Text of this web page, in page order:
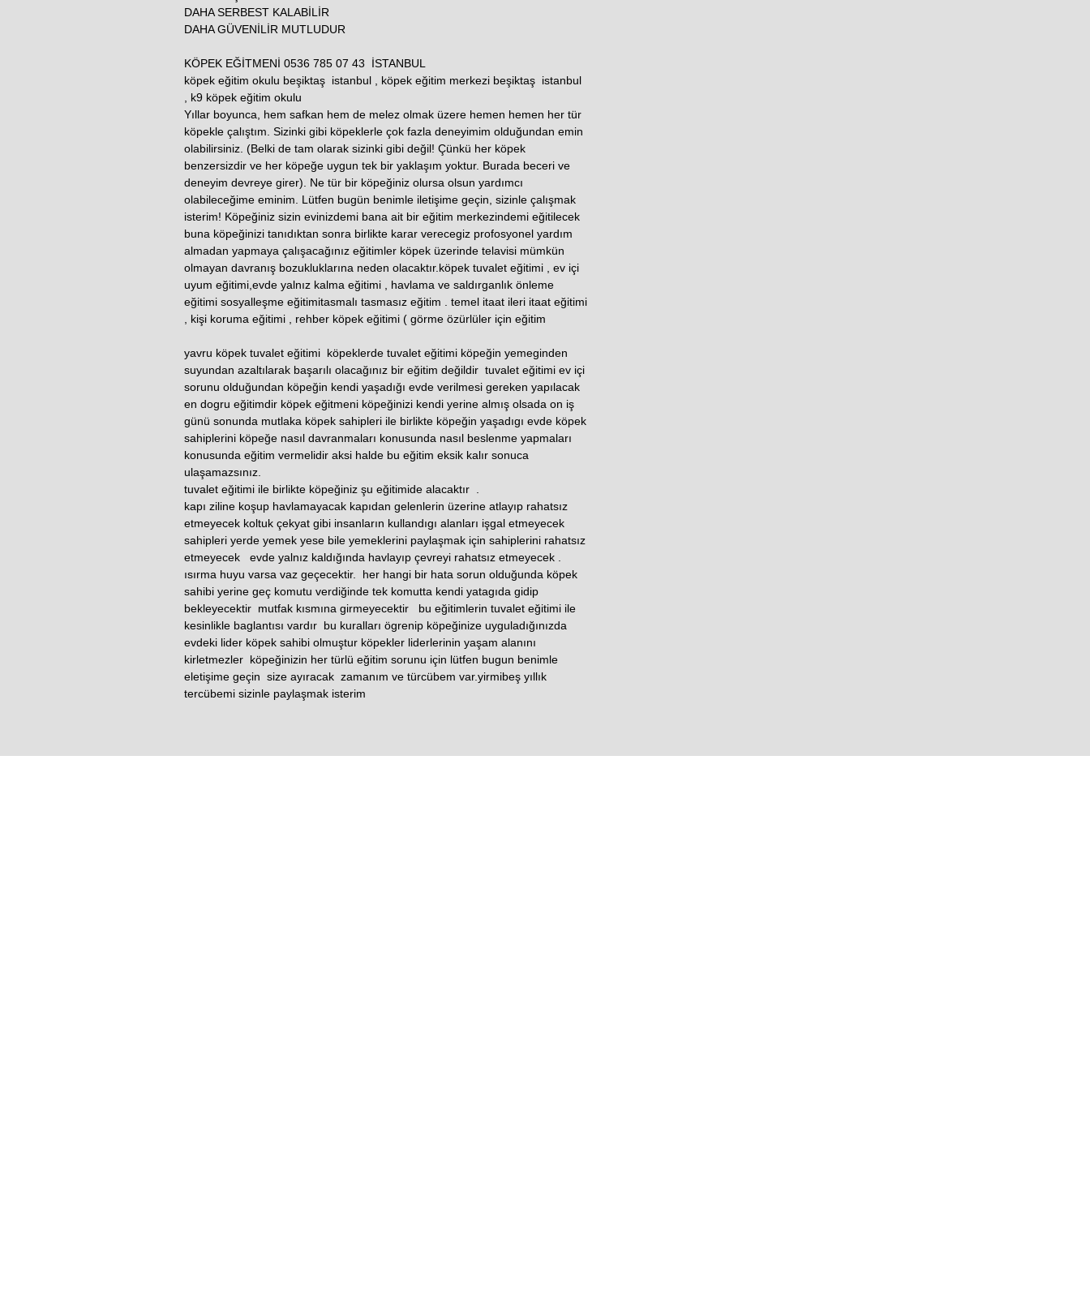
DAHA SERBEST KALABİLİR
DAHA GÜVENİLİR MUTLUDUR
KÖPEK EĞİTMENİ 0536 785 07 43 İSTANBUL
köpek eğitim okulu beşiktaş istanbul , köpek eğitim merkezi beşiktaş istanbul
, k9 köpek eğitim okulu
Yıllar boyunca, hem safkan hem de melez olmak üzere hemen hemen her tür
köpekle çalıştım. Sizinki gibi köpeklerle çok fazla deneyimim olduğundan emin
olabilirsiniz. (Belki de tam olarak sizinki gibi değil! Çünkü her köpek
benzersizdir ve her köpeğe uygun tek bir yaklaşım yoktur. Burada beceri ve
deneyim devreye girer). Ne tür bir köpeğiniz olursa olsun yardımcı
olabileceğime eminim. Lütfen bugün benimle iletişime geçin, sizinle çalışmak
isterim! Köpeğiniz sizin evinizdemi bana ait bir eğitim merkezindemi eğitilecek
buna köpeğinizi tanıdıktan sonra birlikte karar verecegiz profosyonel yardım
almadan yapmaya çalışacağınız eğitimler köpek üzerinde telavisi mümkün
olmayan davranış bozukluklarına neden olacaktır.köpek tuvalet eğitimi , ev içi
uyum eğitimi,evde yalnız kalma eğitimi , havlama ve saldırganlık önleme
eğitimi sosyalleşme eğitimitasmalı tasmasız eğitim . temel itaat ileri itaat eğitimi
, kişi koruma eğitimi , rehber köpek eğitimi ( görme özürlüler için eğitim
yavru köpek tuvalet eğitimi köpeklerde tuvalet eğitimi köpeğin yemeginden
suyundan azaltılarak başarılı olacağınız bir eğitim değildir tuvalet eğitimi ev içi
sorunu olduğundan köpeğin kendi yaşadığı evde verilmesi gereken yapılacak
en dogru eğitimdir köpek eğitmeni köpeğinizi kendi yerine almış olsada on iş
günü sonunda mutlaka köpek sahipleri ile birlikte köpeğin yaşadıgı evde köpek
sahiplerini köpeğe nasıl davranmaları konusunda nasıl beslenme yapmaları
konusunda eğitim vermelidir aksi halde bu eğitim eksik kalır sonuca
ulaşamazsınız.
tuvalet eğitimi ile birlikte köpeğiniz şu eğitimide alacaktır .
kapı ziline koşup havlamayacak kapıdan gelenlerin üzerine atlayıp rahatsız
etmeyecek koltuk çekyat gibi insanların kullandıgı alanları işgal etmeyecek
sahipleri yerde yemek yese bile yemeklerini paylaşmak için sahiplerini rahatsız
etmeyecek evde yalnız kaldığında havlayıp çevreyi rahatsız etmeyecek .
ısırma huyu varsa vaz geçecektir. her hangi bir hata sorun olduğunda köpek
sahibi yerine geç komutu verdiğinde tek komutta kendi yatagıda gidip
bekleyecektir mutfak kısmına girmeyecektir bu eğitimlerin tuvalet eğitimi ile
kesinlikle baglantısı vardır bu kuralları ögrenip köpeğinize uyguladığınızda
evdeki lider köpek sahibi olmuştur köpekler liderlerinin yaşam alanını
kirletmezler köpeğinizin her türlü eğitim sorunu için lütfen bugun benimle
eletişime geçin size ayıracak zamanım ve türcübem var.yirmibeş yıllık
tercübemi sizinle paylaşmak isterim